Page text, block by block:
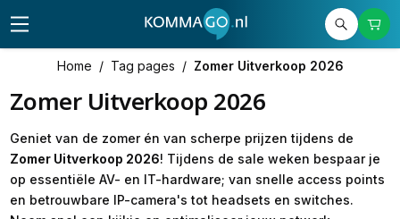
Home / Tag pages / Zomer Uitverkoop 2026
Zomer Uitverkoop 2026
Geniet van de zomer én van scherpe prijzen tijdens de
Zomer Uitverkoop 2026! Tijdens de sale weken bespaar je
op essentiële AV- en IT-hardware; van snelle access points
en betrouwbare IP-camera's tot headsets en switches.